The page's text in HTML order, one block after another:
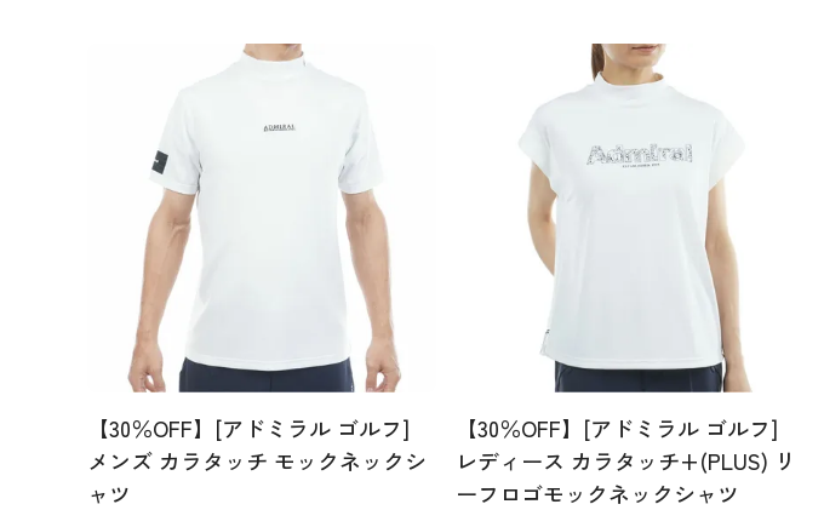
【30％OFF】[アドミラル ゴルフ]
メンズ カラタッチ モックネックシ
ャツ
【30％OFF】[アドミラル ゴルフ]
レディース カラタッチ+(PLUS) リ
ーフロゴモックネックシャツ